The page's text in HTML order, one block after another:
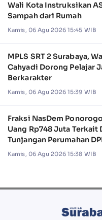
Wali Kota Instruksikan
Sampah dari Rumah
Kamis, 06 Agu 2026 15:45 WIB
MPLS SRT 2 Surabaya,
Cahyadi Dorong Pelajar
Berkarakter
Kamis, 06 Agu 2026 15:39 WIB
Fraksi NasDem
Uang Rp748 Juta Terkait
Tunjangan Perumahan
Kamis, 06 Agu 2026 15:38 WIB